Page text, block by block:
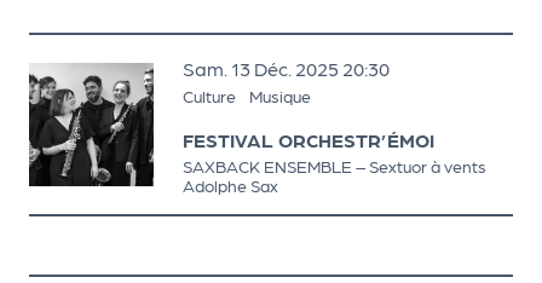
samedi
Sam. 13 décembre
Déc. 2025 20:30
Culture Musique
FESTIVAL ORCHESTR’ÉMOI
SAXBACK ENSEMBLE – Sextuor à vents
Adolphe Sax
L
e
cl
u
b
d